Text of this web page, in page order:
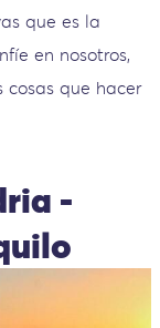
que es la
en nosotros,
cosas que hacer
-